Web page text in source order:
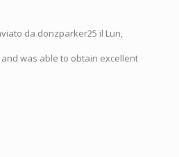
da donzparker25 il Lun,
was able to obtain excellent